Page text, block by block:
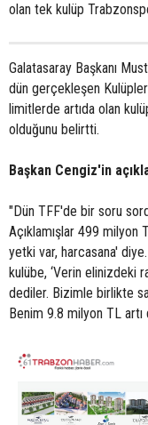
olan tek kulüp
Galatasaray Başkanı
dün gerçekleşen
limitlerde artıda olan
olduğunu belirtti.
Başkan Cengiz'in
"Dün TFF'de bir soru
Açıklamışlar 499 milyon
yetki var, harcasana'
kulübe, ‘Verin elinizdeki
dediler. Bizimle birlikte
Benim 9.8 milyon TL artı